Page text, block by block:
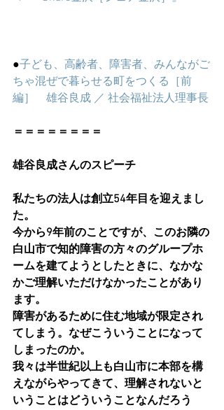
●子ども、高齢者、障害者、みんながご
ちゃ混ぜで暮らせる町をつくる［前
編］　雄谷良成 ／ 社会福祉法人理事長
＝＝＝＝＝＝＝＝
雄谷良成さんのスピーチ
私たちの法人は創立54年目を迎えまし
た。
今から9年前のことですが、このお隣の
白山市で知的障害の方々のグループホ
ームを建てようとしたときに、なかな
かご理解いただけなかったことがあり
ます。
障害があるために住む地域が限定され
てしまう。なぜこういうことになって
しまったのか。
我々は半世紀以上も白山市に本部を構
えながらやってきて、理解されないと
いうことはどういうことなんだろう